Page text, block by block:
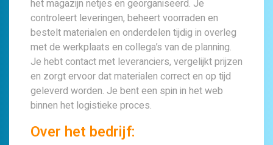
het magazijn netjes en georganiseerd. Je
controleert leveringen, beheert voorraden en
bestelt materialen en onderdelen tijdig in overleg
met de werkplaats en collega’s van de planning.
Je hebt contact met leveranciers, vergelijkt prijzen
en zorgt ervoor dat materialen correct en op tijd
geleverd worden. Je bent een spin in het web
binnen het logistieke proces.
Over het bedrijf: